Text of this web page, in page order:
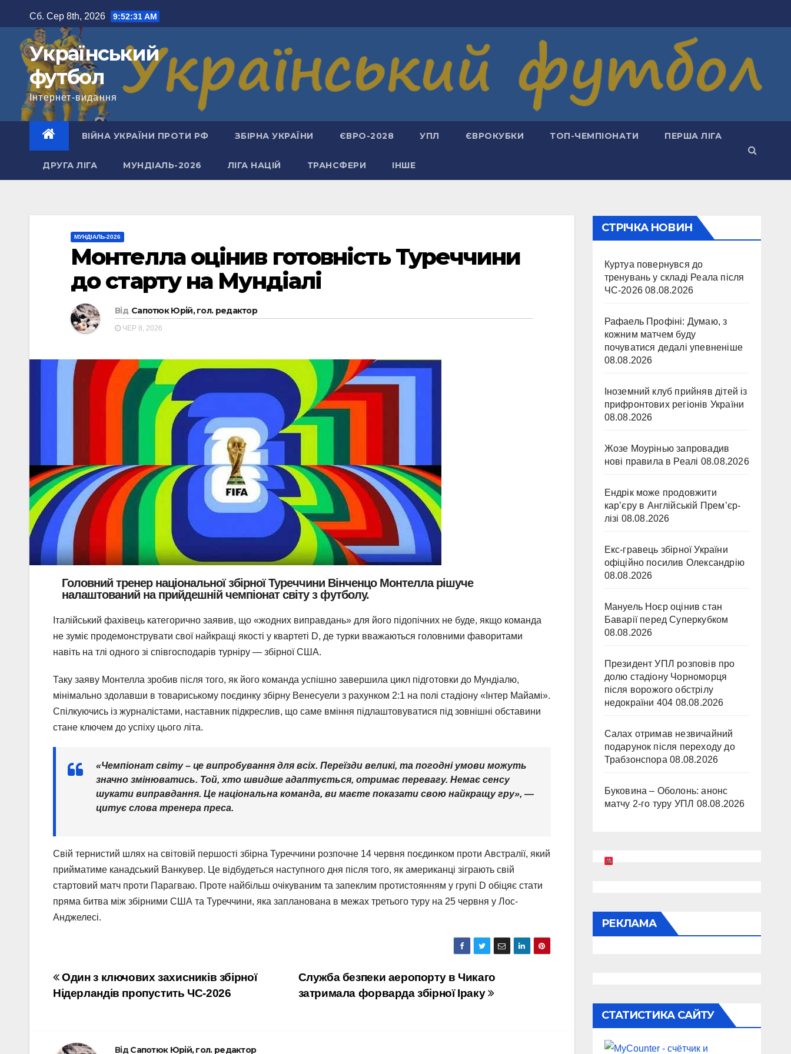
до
вмісту
Сб. Сер 8th, 2026 9:52:32 AM
Український
футбол
Інтернет-видання
ВІЙНА УКРАЇНИ ПРОТИ РФ ЗБІРНА УКРАЇНИ ЄВРО-2028 УПЛ ЄВРОКУБКИ ТОП-ЧЕМПІОНАТИ ПЕРША ЛІГА
ДРУГА ЛІГА МУНДІАЛЬ-2026 ЛІГА НАЦІЙ ТРАНСФЕРИ ІНШЕ
МУНДІАЛЬ-2026
Монтелла оцінив готовність Туреччини
до старту на Мундіалі
Від Сапотюк Юрій, гол. редактор
ЧЕР 8, 2026
Головний тренер національної збірної Туреччини Вінченцо Монтелла рішуче
налаштований на прийдешній чемпіонат світу з футболу.
Італійський фахівець категорично заявив, що «жодних виправдань» для його підопічних не буде, якщо команда
не зуміє продемонструвати свої найкращі якості у квартеті D, де турки вважаються головними фаворитами
навіть на тлі одного зі співгосподарів турніру — збірної США.
Таку заяву Монтелла зробив після того, як його команда успішно завершила цикл підготовки до Мундіалю,
мінімально здолавши в товариському поєдинку збірну Венесуели з рахунком 2:1 на полі стадіону «Інтер Майамі».
Спілкуючись із журналістами, наставник підкреслив, що саме вміння підлаштовуватися під зовнішні обставини
стане ключем до успіху цього літа.
«Чемпіонат світу – це випробування для всіх. Переїзди великі, та погодні умови можуть
значно змінюватись. Той, хто швидше адаптується, отримає перевагу. Немає сенсу
шукати виправдання. Це національна команда, ви маєте показати свою найкращу гру», —
цитує слова тренера преса.
Свій тернистий шлях на світовій першості збірна Туреччини розпочне 14 червня поєдинком проти Австралії, який
прийматиме канадський Ванкувер. Це відбудеться наступного дня після того, як американці зіграють свій
стартовий матч проти Парагваю. Проте найбільш очікуваним та запеклим протистоянням у групі D обіцяє стати
пряма битва між збірними США та Туреччини, яка запланована в межах третього туру на 25 червня у Лос-
Анджелесі.
Навігація
записів
Служба безпеки аеропорту в Чикаго
затримала форварда збірної Іраку
Один з ключових захисників збірної
Нідерландів пропустить ЧС-2026
ВідСапотюк Юрій, гол. редактор
СТРІЧКА НОВИН
Куртуа повернувся до
тренувань у складі Реала після
ЧС-2026 08.08.2026
Рафаель Профіні: Думаю, з
кожним матчем буду
почуватися дедалі упевненіше
08.08.2026
Іноземний клуб прийняв дітей із
прифронтових регіонів України
08.08.2026
Жозе Моурінью запровадив
нові правила в Реалі 08.08.2026
Ендрік може продовжити
кар’єру в Англійській Прем’єр-
лізі 08.08.2026
Екс-гравець збірної України
офіційно посилив Олександрію
08.08.2026
Мануель Ноєр оцінив стан
Баварії перед Суперкубком
08.08.2026
Президент УПЛ розповів про
долю стадіону Чорноморця
після ворожого обстрілу
недокраїни 404 08.08.2026
Салах отримав незвичайний
подарунок після переходу до
Трабзонспора 08.08.2026
Буковина – Оболонь: анонс
матчу 2-го туру УПЛ 08.08.2026
РЕКЛАМА
СТАТИСТИКА САЙТУ